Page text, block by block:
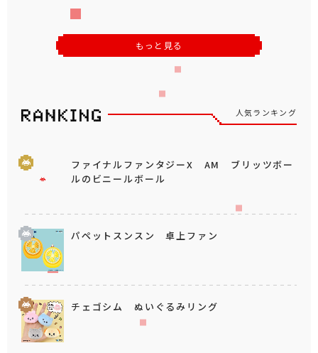
もっと見る
人気ランキング
ファイナルファンタジーX AM ブリッツボー
ルのビニールボール
パペットスンスン 卓上ファン
チェゴシム ぬいぐるみリング